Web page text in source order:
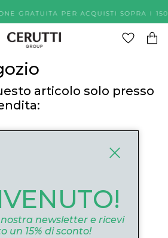
GRATUITA PER ACQUISTI
articolo solo presso
Cuneo
newsletter e ricevi
un 15% di sconto!